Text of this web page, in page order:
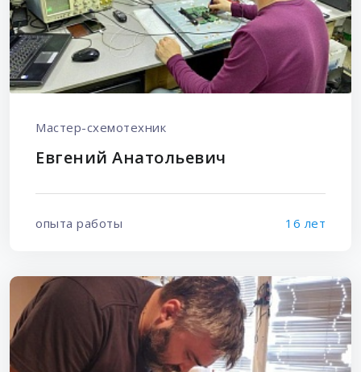
Мастер-схемотехник
Евгений Анатольевич
опыта работы 16 лет